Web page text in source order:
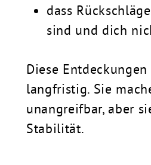
dass
sind und dich
Diese
langfristig. Sie
unangreifbar, aber
Stabilität.